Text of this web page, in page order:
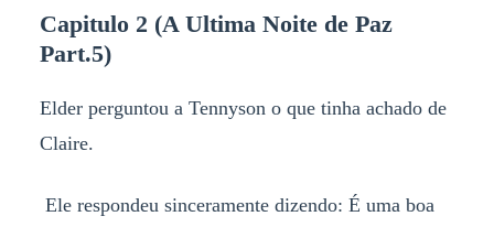
Capitulo 2 (A Ultima Noite de Paz
Part.5)
Elder perguntou a Tennyson o que tinha achado de
Claire.
Ele respondeu sinceramente dizendo: É uma boa